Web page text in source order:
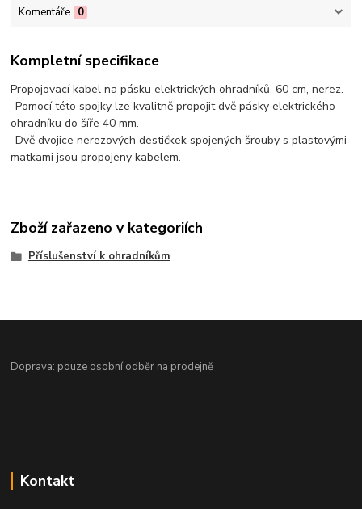
Komentáře 0
Kompletní specifikace
Propojovací kabel na pásku elektrických ohradníků, 60 cm, nerez.
-Pomocí této spojky lze kvalitně propojit dvě pásky elektrického
ohradníku do šíře 40 mm.
-Dvě dvojice nerezových destičkek spojených šrouby s plastovými
matkami jsou propojeny kabelem.
Zboží zařazeno v kategoriích
Příslušenství k ohradníkům
Doprava: pouze osobní odběr na prodejně
Kontakt